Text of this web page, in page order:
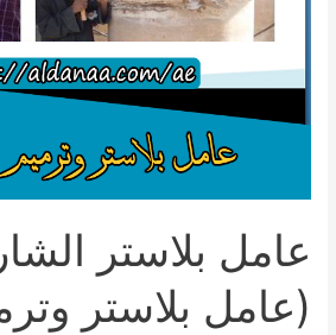
عامل بلاستر
(عامل بلاستر